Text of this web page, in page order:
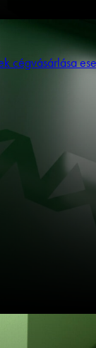
cégvásárlása